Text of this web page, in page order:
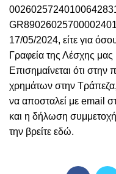
17/05/2024, είτε για
Γραφεία της Λέσχης μας
Επισημαίνεται ότι
χρημάτων στην Τράπεζα,
να αποσταλεί με email
και η δήλωση
την βρείτε εδώ.